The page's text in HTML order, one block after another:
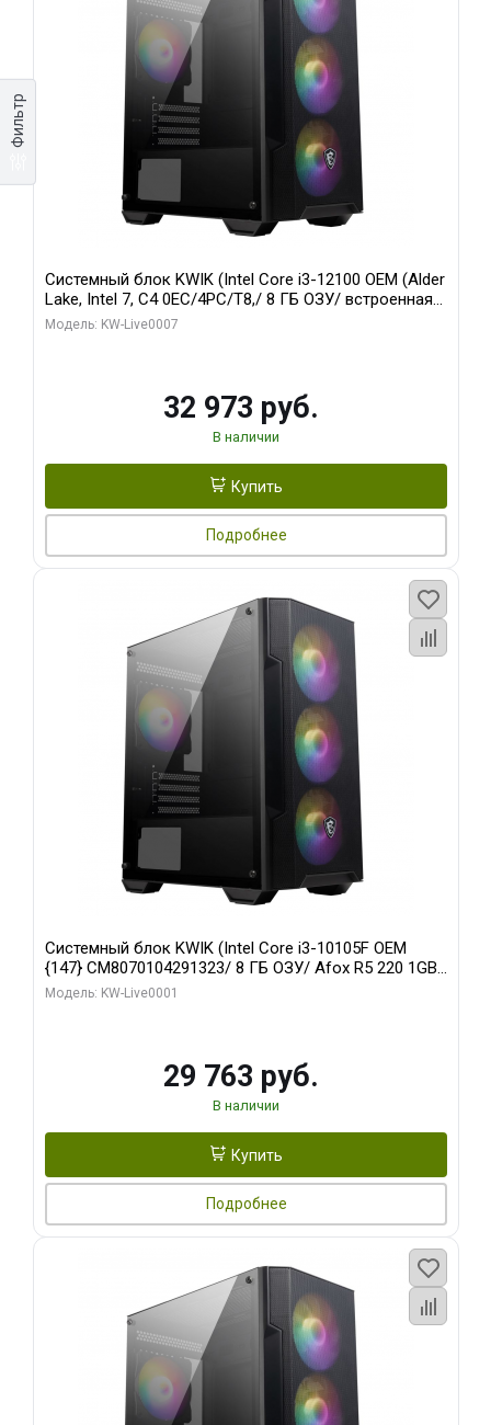
Фильтр
Системный блок KWIK (Intel Core i3-12100 OEM (Alder
Lake, Intel 7, C4 0EC/4PC/T8,/ 8 ГБ ОЗУ/ встроенная
графика/ 128 ГБ SSD)
Модель: KW-Live0007
32 973 руб.
В наличии
Купить
Подробнее
Системный блок KWIK (Intel Core i3-10105F OEM
{147} CM8070104291323/ 8 ГБ ОЗУ/ Afox R5 220 1GB
DDR3 64bit VGA DVI HDMI 1FAN LP RTL / 128 ГБ SSD)
Модель: KW-Live0001
29 763 руб.
В наличии
Купить
Подробнее